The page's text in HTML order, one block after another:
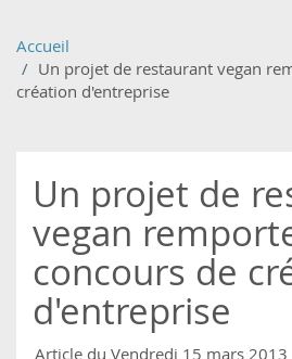
Accueil
Un projet de restaurant vegan
création d'entreprise
Un projet de
vegan
concours de
d'entreprise
Article du Vendredi 15 mars 2013